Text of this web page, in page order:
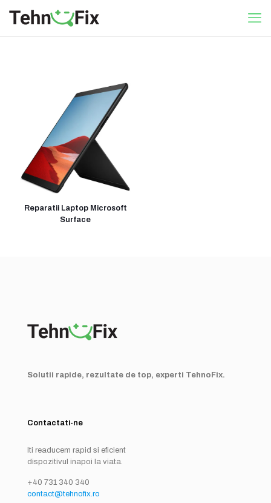
Reparatii Laptop Microsoft
Surface
Solutii rapide, rezultate de top, experti TehnoFix.
Contactati-ne
Iti readucem rapid si eficient
dispozitivul inapoi la viata.
+40 731 340 340
contact@tehnofix.ro